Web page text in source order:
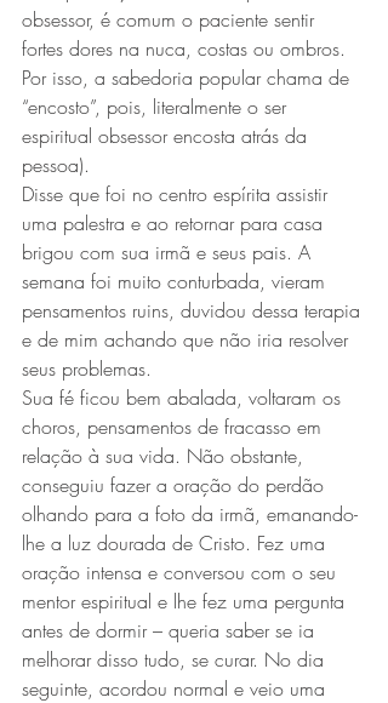
obsessor, é comum o paciente sentir
fortes dores na nuca, costas ou ombros.
Por isso, a sabedoria popular chama de
“encosto”, pois, literalmente o ser
espiritual obsessor encosta atrás da
pessoa).
Disse que foi no centro espírita assistir
uma palestra e ao retornar para casa
brigou com sua irmã e seus pais. A
semana foi muito conturbada, vieram
pensamentos ruins, duvidou dessa terapia
e de mim achando que não iria resolver
seus problemas.
Sua fé ficou bem abalada, voltaram os
choros, pensamentos de fracasso em
relação à sua vida. Não obstante,
conseguiu fazer a oração do perdão
olhando para a foto da irmã, emanando-
lhe a luz dourada de Cristo. Fez uma
oração intensa e conversou com o seu
mentor espiritual e lhe fez uma pergunta
antes de dormir – queria saber se ia
melhorar disso tudo, se curar. No dia
seguinte, acordou normal e veio uma